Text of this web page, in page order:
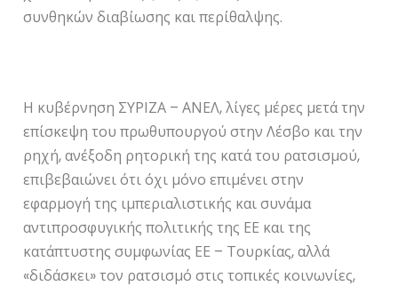
συνθηκών διαβίωσης και περίθαλψης.
Η κυβέρνηση ΣΥΡΙΖΑ – ΑΝΕΛ, λίγες μέρες μετά την
επίσκεψη του πρωθυπουργού στην Λέσβο και την
ρηχή, ανέξοδη ρητορική της κατά του ρατσισμού,
επιβεβαιώνει ότι όχι μόνο επιμένει στην
εφαρμογή της ιμπεριαλιστικής και συνάμα
αντιπροσφυγικής πολιτικής της ΕΕ και της
κατάπτυστης συμφωνίας ΕΕ – Τουρκίας, αλλά
«διδάσκει» τον ρατσισμό στις τοπικές κοινωνίες,